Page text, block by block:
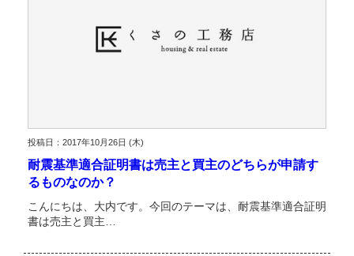
投稿日：2017年10月26日 (木)
耐震基準適合証明書は売主と買主のどちらが申請す
るものなのか？
こんにちは、大内です。今回のテーマは、耐震基準適合証明
書は売主と買主…